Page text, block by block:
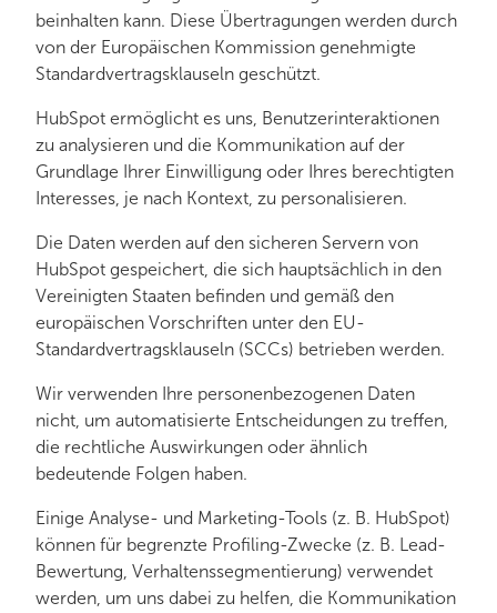
beinhalten kann. Diese Übertragungen werden durch
von der Europäischen Kommission genehmigte
Standardvertragsklauseln geschützt.
HubSpot ermöglicht es uns, Benutzerinteraktionen
zu analysieren und die Kommunikation auf der
Grundlage Ihrer Einwilligung oder Ihres berechtigten
Interesses, je nach Kontext, zu personalisieren.
Die Daten werden auf den sicheren Servern von
HubSpot gespeichert, die sich hauptsächlich in den
Vereinigten Staaten befinden und gemäß den
europäischen Vorschriften unter den EU-
Standardvertragsklauseln (SCCs) betrieben werden.
Wir verwenden Ihre personenbezogenen Daten
nicht, um automatisierte Entscheidungen zu treffen,
die rechtliche Auswirkungen oder ähnlich
bedeutende Folgen haben.
Einige Analyse- und Marketing-Tools (z. B. HubSpot)
können für begrenzte Profiling-Zwecke (z. B. Lead-
Bewertung, Verhaltenssegmentierung) verwendet
werden, um uns dabei zu helfen, die Kommunikation